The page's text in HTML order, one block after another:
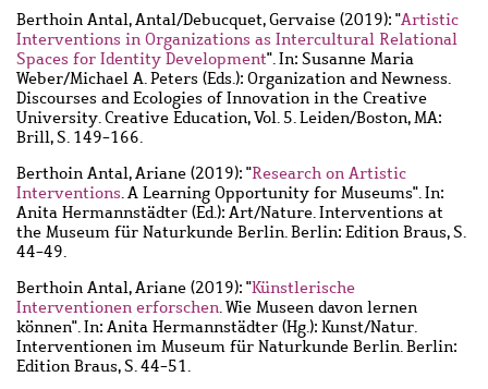
Berthoin Antal, Antal/Debucquet, Gervaise (2019): "Artistic
Interventions in Organizations as Intercultural Relational
Spaces for Identity Development". In: Susanne Maria
Weber/Michael A. Peters (Eds.): Organization and Newness.
Discourses and Ecologies of Innovation in the Creative
University. Creative Education, Vol. 5. Leiden/Boston, MA:
Brill, S. 149-166.
Berthoin Antal, Ariane (2019): "Research on Artistic
Interventions. A Learning Opportunity for Museums". In:
Anita Hermannstädter (Ed.): Art/Nature. Interventions at
the Museum für Naturkunde Berlin. Berlin: Edition Braus, S.
44-49.
Berthoin Antal, Ariane (2019): "Künstlerische
Interventionen erforschen. Wie Museen davon lernen
können". In: Anita Hermannstädter (Hg.): Kunst/Natur.
Interventionen im Museum für Naturkunde Berlin. Berlin:
Edition Braus, S. 44-51.